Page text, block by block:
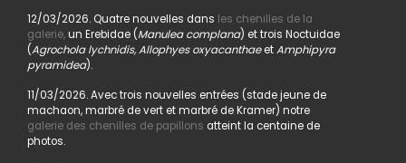
12/03/2026. Quatre nouvelles dans les chenilles de la
galerie,un Erebidae (Manulea complana) et trois Noctuidae
(Agrochola lychnidis, Allophyes oxyacanthaeetAmphipyra
pyramidea).
11/03/2026. Avec trois nouvelles entrées (stade jeune de
machaon, marbré de vert et marbré de Kramer) notre
galerie des chenilles de papillons atteint la centaine de
photos.